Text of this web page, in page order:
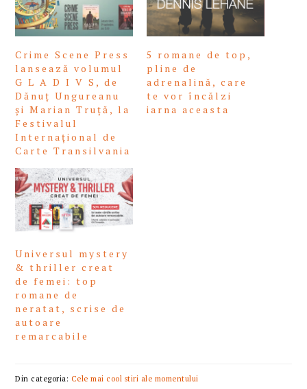
Crime Scene Press
lansează volumul
G L A D I V S, de
Dănuț Ungureanu
și Marian Truță, la
Festivalul
Internațional de
Carte Transilvania
5 romane de top,
pline de
adrenalină, care
te vor încălzi
iarna aceasta
Universul mystery
& thriller creat
de femei: top
romane de
neratat, scrise de
autoare
remarcabile
Din categoria: Cele mai cool stiri ale momentului